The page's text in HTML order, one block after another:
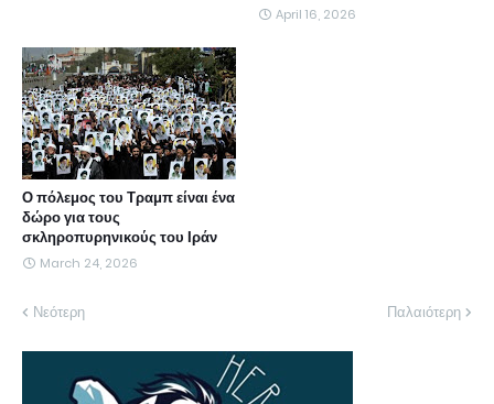
April 16, 2026
Ο πόλεμος του Τραμπ είναι ένα
δώρο για τους
σκληροπυρηνικούς του Ιράν
March 24, 2026
Νεότερη Παλαιότερη